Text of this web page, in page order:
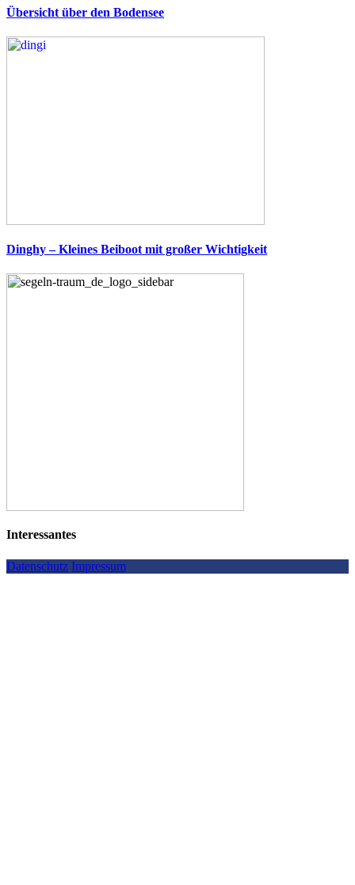
Übersicht über den Bodensee
Dinghy – Kleines Beiboot mit großer Wichtigkeit
Interessantes
Datenschutz Impressum